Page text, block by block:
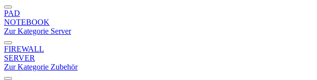
PAD
NOTEBOOK
Zur Kategorie Server
FIREWALL
SERVER
Zur Kategorie Zubehör